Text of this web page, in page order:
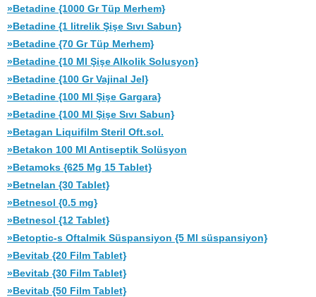
»Betadine {1000 Gr Tüp Merhem}
»Betadine {1 litrelik Şişe Sıvı Sabun}
»Betadine {70 Gr Tüp Merhem}
»Betadine {10 Ml Şişe Alkolik Solusyon}
»Betadine {100 Gr Vajinal Jel}
»Betadine {100 Ml Şişe Gargara}
»Betadine {100 Ml Şişe Sıvı Sabun}
»Betagan Liquifilm Steril Oft.sol.
»Betakon 100 Ml Antiseptik Solüsyon
»Betamoks {625 Mg 15 Tablet}
»Betnelan {30 Tablet}
»Betnesol {0.5 mg}
»Betnesol {12 Tablet}
»Betoptic-s Oftalmik Süspansiyon {5 Ml süspansiyon}
»Bevitab {20 Film Tablet}
»Bevitab {30 Film Tablet}
»Bevitab {50 Film Tablet}